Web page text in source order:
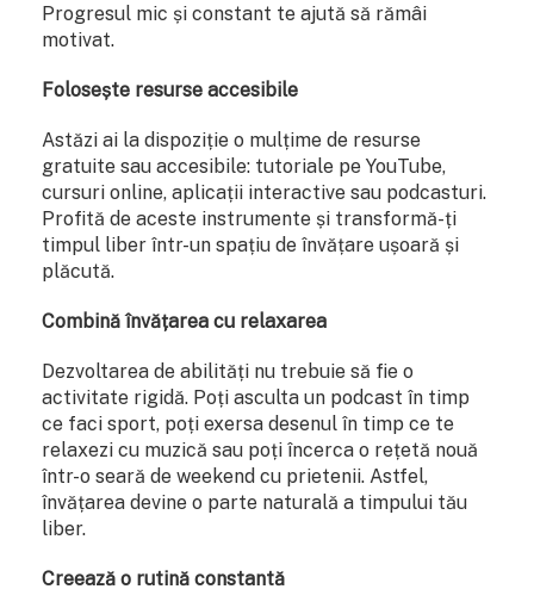
Progresul mic și constant te ajută să rămâi
motivat.
Folosește resurse accesibile
Astăzi ai la dispoziție o mulțime de resurse
gratuite sau accesibile: tutoriale pe YouTube,
cursuri online, aplicații interactive sau podcasturi.
Profită de aceste instrumente și transformă-ți
timpul liber într-un spațiu de învățare ușoară și
plăcută.
Combină învățarea cu relaxarea
Dezvoltarea de abilități nu trebuie să fie o
activitate rigidă. Poți asculta un podcast în timp
ce faci sport, poți exersa desenul în timp ce te
relaxezi cu muzică sau poți încerca o rețetă nouă
într-o seară de weekend cu prietenii. Astfel,
învățarea devine o parte naturală a timpului tău
liber.
Creează o rutină constantă